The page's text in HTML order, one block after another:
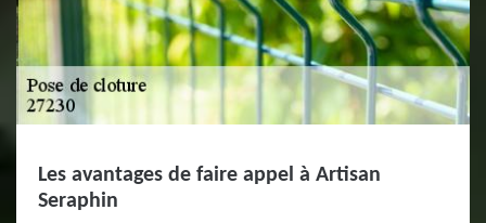
Les avantages de faire appel à Artisan
Seraphin